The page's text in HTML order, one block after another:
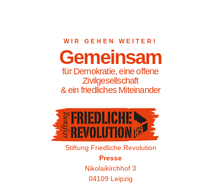
WIR GEHEN WEITER!
Gemeinsam
für Demokratie, eine offene
Zivilgesellschaft
& ein friedliches Miteinander
Stiftung Friedliche Revolution
Presse
Nikolaikirchhof 3
04109 Leipzig